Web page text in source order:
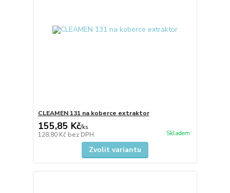
CLEAMEN 131 na koberce extraktor
155,85 Kč/ks
128,80 Kč bez DPH Skladem
Zvolit variantu